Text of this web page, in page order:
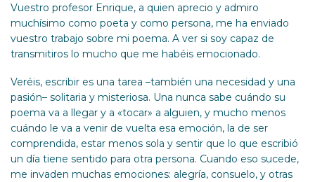
Vuestro profesor Enrique, a quien aprecio y admiro
muchísimo como poeta y como persona, me ha enviado
vuestro trabajo sobre mi poema. A ver si soy capaz de
transmitiros lo mucho que me habéis emocionado.
Veréis, escribir es una tarea –también una necesidad y una
pasión– solitaria y misteriosa. Una nunca sabe cuándo su
poema va a llegar y a «tocar» a alguien, y mucho menos
cuándo le va a venir de vuelta esa emoción, la de ser
comprendida, estar menos sola y sentir que lo que escribió
un día tiene sentido para otra persona. Cuando eso sucede,
me invaden muchas emociones: alegría, consuelo, y otras